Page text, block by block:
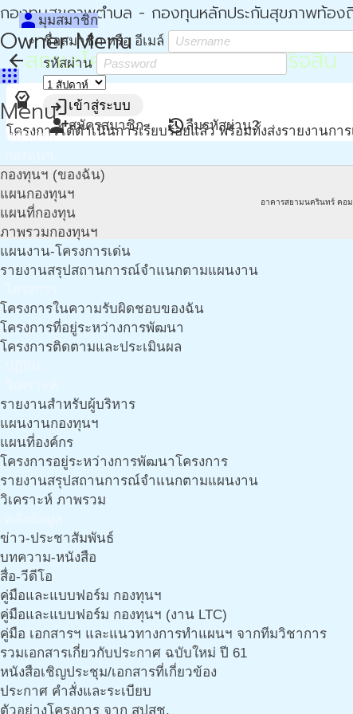
กองทุนสุขภาพตำบล - กองทุนหลักประกันสุขภาพท้อ
Owner Menu
apps
person มุมสมาชิก
ชื่อสมาชิก หรือ อีเมล์
รหัสผ่าน
loginเข้าสู่ระบบ
person_addสมัครสมาชิก restoreลืมรหัสผ่าน?
Menu
หน้าแรก
กองทุนฯ (ของฉัน)
แผนกองทุนฯ
แผนที่กองทุน
ภาพรวมกองทุนฯ
แผนงาน-โครงการเด่น
รายงานสรุปสถานการณ์จำแนกตามแผนงาน
โครงการในความรับผิดชอบของฉัน
โครงการที่อยู่ระหว่างการพัฒนา
โครงการติดตามและประเมินผล
รายงานสำหรับผู้บริหาร
แผนงานกองทุนฯ
แผนที่องค์กร
โครงการอยู่ระหว่างการพัฒนาโครงการ
รายงานสรุปสถานการณ์จำแนกตามแผนงาน
วิเคราะห์ ภาพรวม
ข่าว-ประชาสัมพันธ์
บทความ-หนังสือ
สื่อ-วีดีโอ
คู่มือและแบบฟอร์ม กองทุนฯ
คู่มือและแบบฟอร์ม กองทุนฯ (งาน LTC)
คู่มือ เอกสารฯ และแนวทางการทำแผนฯ จากทีมวิชาการ
รวมเอกสารเกี่ยวกับประกาศ ฉบับใหม่ ปี 61
หนังสือเชิญประชุม/เอกสารที่เกี่ยวข้อง
ประกาศ คำสั่งและระเบียบ
ตัวอย่างโครงการ จาก สปสช.
arrow_backสถานะโครงการ : ดำเนินการเสร็จสิ้น
editor_choice
โครงการได้ดำเนินการเรียบร้อยแล้ว พร้อมทั้งส่งรายงานก
อาคารสยามนครินทร์ ค